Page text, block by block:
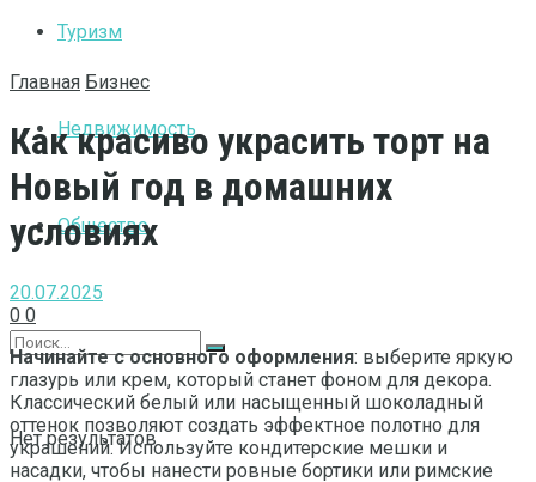
Туризм
Недвижимость
Общество
Нет результатов
Главная Бизнес
Как красиво украсить торт на
Новый год в домашних
условиях
20.07.2025
0 0
Начинайте с основного оформления: выберите яркую
глазурь или крем, который станет фоном для декора.
Классический белый или насыщенный шоколадный
оттенок позволяют создать эффектное полотно для
украшений. Используйте кондитерские мешки и
насадки, чтобы нанести ровные бортики или римские